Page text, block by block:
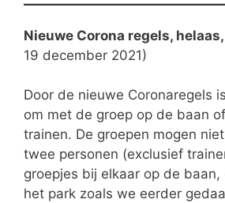
Nieuwe Corona regels,
19 december 2021)
Door de nieuwe Coronaregels
om met de groep op de baan
trainen. De groepen mogen
twee personen (exclusief
groepjes bij elkaar op de
het park zoals we eerder